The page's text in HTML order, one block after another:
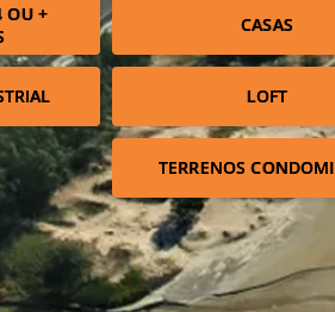
OU +
CASAS
LOFT
TERRENOS